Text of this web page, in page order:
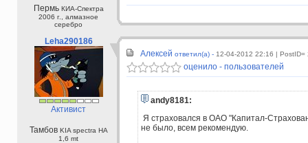
Пермь КИА-Спектра
2006 г., алмазное
серебро
Leha290186
Активист
Тамбов KIA spectra HA
1,6 mt
Алексей ответил(а) - 12-04-2012 22:16 | PostID=
оценило - пользователей
andy8181:
Я страховался в ОАО "Капитал-
не было, всем рекомендую.